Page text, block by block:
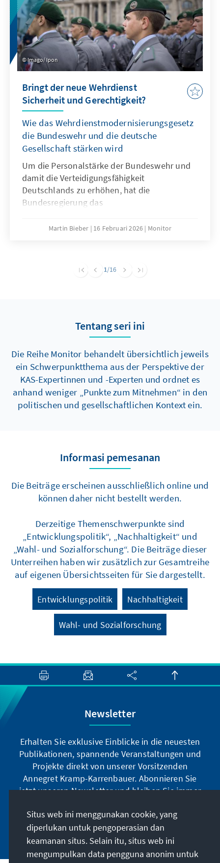
Imago/ Ipon
Bringt der neue Wehrdienst
Sicherheit und Gerechtigkeit?
Wie das Wehrdienstmodernisierungsgesetz
die Bundeswehr und die deutsche
Gesellschaft stärken wird
Um die Personalstärke der Bundeswehr und
damit die Verteidigungsfähigkeit
Deutschlands zu erhöhen, hat die
Bundesregierung das
beschlossen. Dieses fußt primär auf
Reserve erfüllen dürfte, drängen Expertinnen
umfassen. Anderenfalls droht die Vorgabe von
260.000 Kräften in der aktiven Truppe bis 2035
nicht erreicht zu werden.
Martin Bieber 16 Februari 2026 Monitor
1/16
Tentang seri ini
Die Reihe Monitor behandelt übersichtlich jeweils
ein Schwerpunktthema aus der Perspektive der
KAS-Expertinnen und -Experten und ordnet es
anhand weniger „Punkte zum Mitnehmen“ in den
politischen und gesellschaftlichen Kontext ein.
Informasi pemesanan
Die Beiträge erscheinen ausschließlich online und
können daher nicht bestellt werden.
Derzeitige Themenschwerpunkte sind
„Entwicklungspolitik“, „Nachhaltigkeit“ und
„Wahl- und Sozialforschung“. Die Beiträge dieser
Unterreihen haben wir zusätzlich zur Gesamtreihe
auf eigenen Übersichtsseiten für Sie dargestellt.
Entwicklungspolitik Nachhaltigkeit
Wahl- und Sozialforschung
Newsletter
Erhalten Sie exklusive Einblicke in die neuesten
Publikationen, spannende Veranstaltungen und
Projekte direkt von unserer Vorsitzenden
Annegret Kramp-Karrenbauer. Abonnieren Sie
jetzt unseren Newsletter und bleiben Sie immer
Jetzt abonnieren
Situs web ini menggunakan cookie, yang
diperlukan untuk pengoperasian dan
keamanan situs. Selain itu, situs web ini
mengumpulkan data pengguna anonim untuk